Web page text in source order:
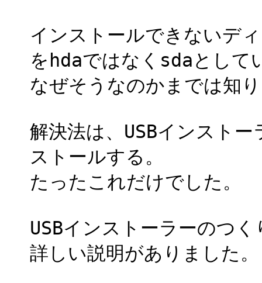
インストールできないデ
をhdaではなくsdaとして
なぜそうなのかまでは知
解決法は、USBインスト
ストールする。
たったこれだけでした。
USBインストーラーのつ
詳しい説明がありました。